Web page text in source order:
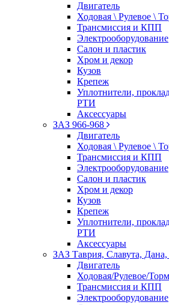
Двигатель
Ходовая \ Рулевое \
Трансмиссия и КПП
Электрооборудование
Салон и пластик
Хром и декор
Кузов
Крепеж
Уплотнители,
РТИ
Аксессуары
ЗАЗ 966-968
Двигатель
Ходовая \ Рулевое \
Трансмиссия и КПП
Электрооборудование
Салон и пластик
Хром и декор
Кузов
Крепеж
Уплотнители,
РТИ
Аксессуары
ЗАЗ Таврия, Славута,
Двигатель
Ходовая/Рулевое/
Трансмиссия и КПП
Электрооборудование